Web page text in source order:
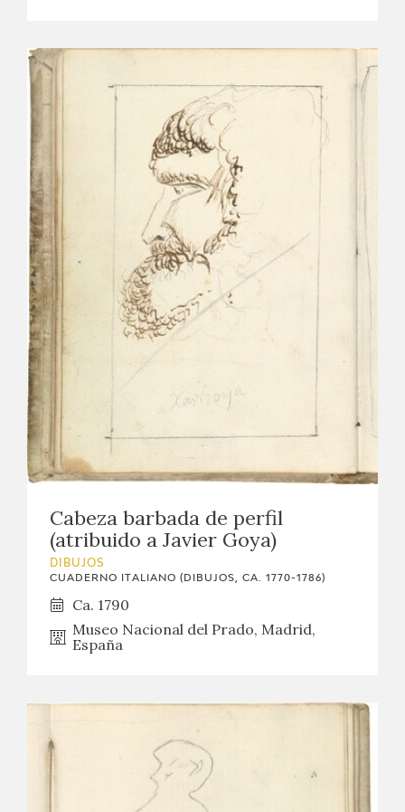
Cabeza barbada de perfil
(atribuido a Javier Goya)
DIBUJOS
CUADERNO ITALIANO (DIBUJOS, CA. 1770-1786)
Ca. 1790
Museo Nacional del Prado, Madrid,
España